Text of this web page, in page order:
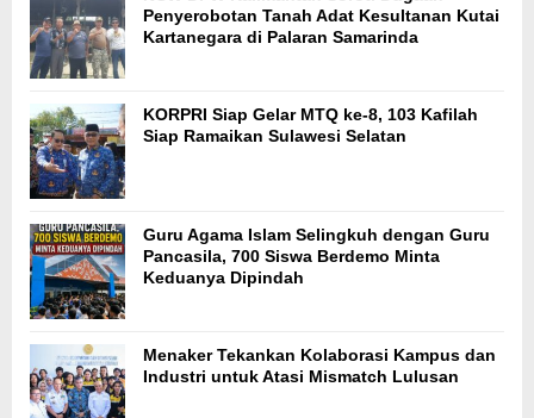
Penyerobotan Tanah Adat Kesultanan Kutai
Kartanegara di Palaran Samarinda
KORPRI Siap Gelar MTQ ke-8, 103 Kafilah
Siap Ramaikan Sulawesi Selatan
Guru Agama Islam Selingkuh dengan Guru
Pancasila, 700 Siswa Berdemo Minta
Keduanya Dipindah
Menaker Tekankan Kolaborasi Kampus dan
Industri untuk Atasi Mismatch Lulusan